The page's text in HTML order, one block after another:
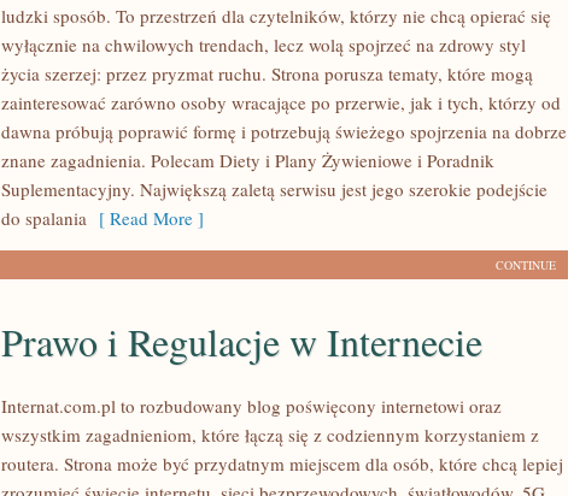
ludzki sposób. To przestrzeń dla czytelników, którzy nie chcą opierać się
wyłącznie na chwilowych trendach, lecz wolą spojrzeć na zdrowy styl
życia szerzej: przez pryzmat ruchu. Strona porusza tematy, które mogą
zainteresować zarówno osoby wracające po przerwie, jak i tych, którzy od
dawna próbują poprawić formę i potrzebują świeżego spojrzenia na dobrze
znane zagadnienia. Polecam Diety i Plany Żywieniowe i Poradnik
Suplementacyjny. Największą zaletą serwisu jest jego szerokie podejście
do spalania [ Read More ]
CONTINUE
Prawo i Regulacje w Internecie
Internat.com.pl to rozbudowany blog poświęcony internetowi oraz
wszystkim zagadnieniom, które łączą się z codziennym korzystaniem z
routera. Strona może być przydatnym miejscem dla osób, które chcą lepiej